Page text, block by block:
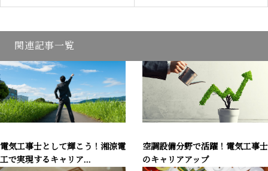
関連記事一覧
電気工事士として輝こう！湘涼電
工で実現するキャリア...
空調設備分野で活躍！電気工事士
のキャリアアップ